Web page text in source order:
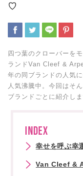
♡
四つ葉のクローバーを
ランドVan Cleef &
年の同ブランドの人気
人気沸騰中。今回はそ
ブランドごとに紹介しま
INDEX
幸せを呼ぶ幸
Van Cleef &